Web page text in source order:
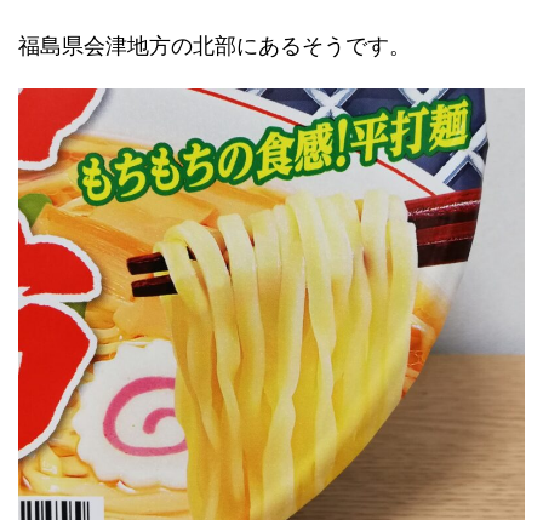
福島県会津地方の北部にあるそうです。